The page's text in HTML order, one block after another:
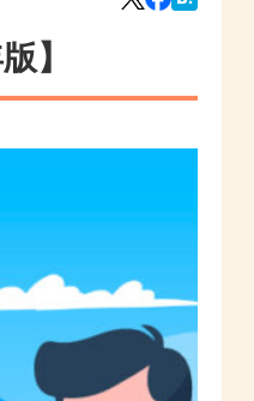
業
業・木材産業
通訳・翻訳
】